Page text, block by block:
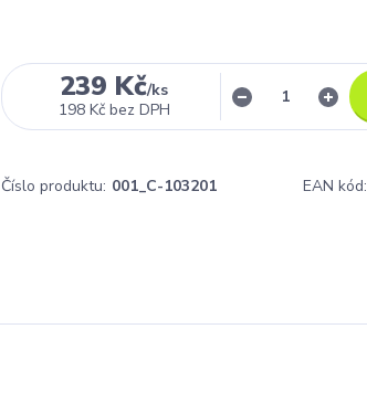
239 Kč/ks
198 Kč bez DPH
Číslo produktu: 001_C-103201 EAN kód: